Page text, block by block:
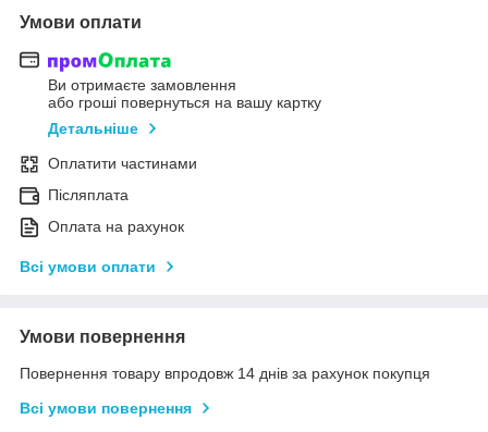
Умови оплати
Ви отримаєте замовлення
або гроші повернуться на вашу картку
Детальніше
Оплатити частинами
Післяплата
Оплата на рахунок
Всі умови оплати
Умови повернення
Повернення товару впродовж 14 днів за рахунок покупця
Всі умови повернення